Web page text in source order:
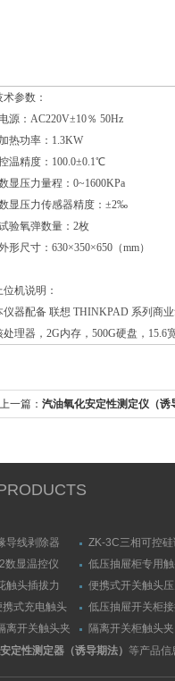
术参数：
源：AC220V±10％ 50Hz
热功率：1.3KW
温精度：100.0±0.1℃
显压力量程：0~1600KPa
显压力传感器精度：±2‰
验氧弹数量：2枚
形尺寸：630×350×650（mm）
位机说明：
仪器配备 联想 THINKPAD 系列商
处理器，2G内存，500G硬盘，
上一篇： 汽油氧化安定性测定仪（诱
导线剥除器
ZK-3C三相可控
触发器
数显温控仪
低压抽屉柜专用
力测量仪套装
触头插拔力
）测量仪
便携式开关触头
（夹紧力）测量仪
携式充电触头
紧力测量仪
低压抽屉开关柜
触头（夹紧力）
离开关触头夹
仪
隔离开关柜触头
测试仪/精度传感
定性测定器（诱导期法） 等产品信